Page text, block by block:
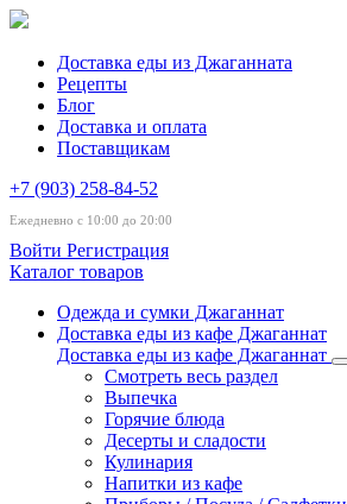
Доставка еды из Джаганната
Рецепты
Блог
Доставка и оплата
Поставщикам
+7 (903) 258-84-52
Ежедневно с 10:00 до 20:00
Войти Регистрация
Каталог товаров
Одежда и сумки Джаганнат
Доставка еды из кафе Джаганнат
Доставка еды из кафе Джаганнат
Смотреть весь раздел
Выпечка
Горячие блюда
Десерты и сладости
Кулинария
Напитки из кафе